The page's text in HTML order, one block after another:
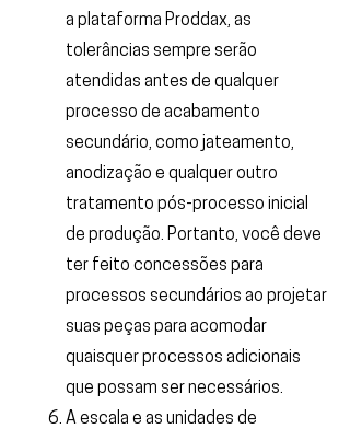
a plataforma Proddax, as
tolerâncias sempre serão
atendidas antes de qualquer
processo de acabamento
secundário, como jateamento,
anodização e qualquer outro
tratamento pós-processo inicial
de produção. Portanto, você deve
ter feito concessões para
processos secundários ao projetar
suas peças para acomodar
quaisquer processos adicionais
que possam ser necessários.
A escala e as unidades de